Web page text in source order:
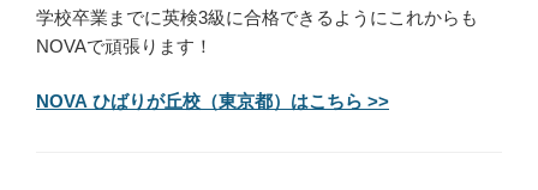
学校卒業までに英検3級に合格できるようにこれからも
NOVAで頑張ります！
NOVA ひばりが丘校（東京都）はこちら >>